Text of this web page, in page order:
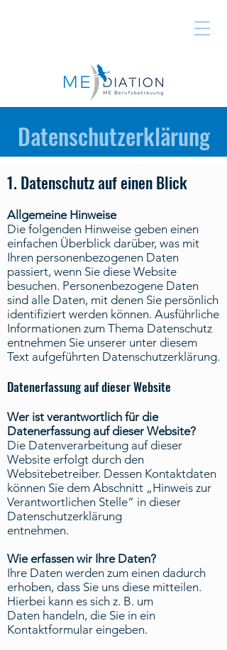
Datenschutzerklärung
1. Datenschutz auf einen Blick
Allgemeine Hinweise
Die folgenden Hinweise geben einen
einfachen Überblick darüber, was mit
Ihren personenbezogenen Daten
passiert, wenn Sie diese Website
besuchen. Personenbezogene Daten
sind alle Daten, mit denen Sie persönlich
identifiziert werden können. Ausführliche
Informationen zum Thema Datenschutz
entnehmen Sie unserer unter diesem
Text aufgeführten Datenschutzerklärung.
Datenerfassung auf dieser Website
Wer ist verantwortlich für die
Datenerfassung auf dieser Website?
Die Datenverarbeitung auf dieser
Website erfolgt durch den
Websitebetreiber. Dessen Kontaktdaten
können Sie dem Abschnitt „Hinweis zur
Verantwortlichen Stelle“ in dieser
Datenschutzerklärung
entnehmen.
Wie erfassen wir Ihre Daten?
Ihre Daten werden zum einen dadurch
erhoben, dass Sie uns diese mitteilen.
Hierbei kann es sich z. B. um
Daten handeln, die Sie in ein
Kontaktformular eingeben.